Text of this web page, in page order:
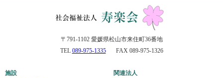
〒791-1102 愛媛県松山市来住町36番地
TEL 089-975-1335 FAX 089-975-1326
施設 関連法人